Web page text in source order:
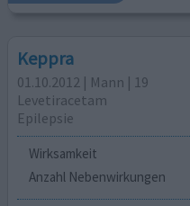
Keppra
01.10.2012 | Mann | 19
Levetiracetam
Epilepsie
Wirksamkeit
Anzahl Nebenwirkungen